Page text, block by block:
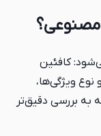
مصنوعی؟
کافئین
ویژگی‌ها،
به بررسی دقیق‌تر